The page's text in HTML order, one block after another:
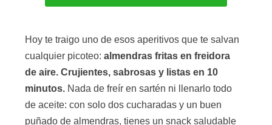
Hoy te traigo uno de esos aperitivos que te salvan
cualquier picoteo: almendras fritas en freidora
de aire. Crujientes, sabrosas y listas en 10
minutos. Nada de freír en sartén ni llenarlo todo
de aceite: con solo dos cucharadas y un buen
puñado de almendras, tienes un snack saludable